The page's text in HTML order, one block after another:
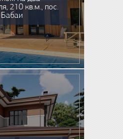
210 кв.м., пос.
Бабаи